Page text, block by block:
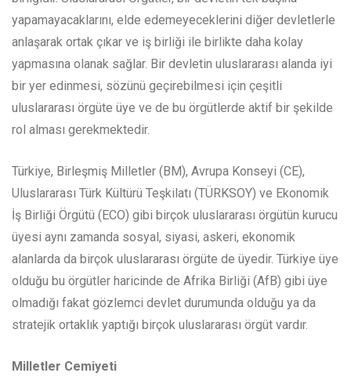
yapamayacaklarını, elde edemeyeceklerini diğer devletlerle
anlaşarak ortak çıkar ve iş birliği ile birlikte daha kolay
yapmasına olanak sağlar. Bir devletin uluslararası alanda iyi
bir yer edinmesi, sözünü geçirebilmesi için çeşitli
uluslararası örgüte üye ve de bu örgütlerde aktif bir şekilde
rol alması gerekmektedir.
Türkiye, Birleşmiş Milletler (BM), Avrupa Konseyi (CE),
Uluslararası Türk Kültürü Teşkilatı (TÜRKSOY) ve Ekonomik
İş Birliği Örgütü (ECO) gibi birçok uluslararası örgütün kurucu
üyesi aynı zamanda sosyal, siyasi, askeri, ekonomik
alanlarda da birçok uluslararası örgüte de üyedir. Türkiye üye
olduğu bu örgütler haricinde de Afrika Birliği (AfB) gibi üye
olmadığı fakat gözlemci devlet durumunda olduğu ya da
stratejik ortaklık yaptığı birçok uluslararası örgüt vardır.
Milletler Cemiyeti